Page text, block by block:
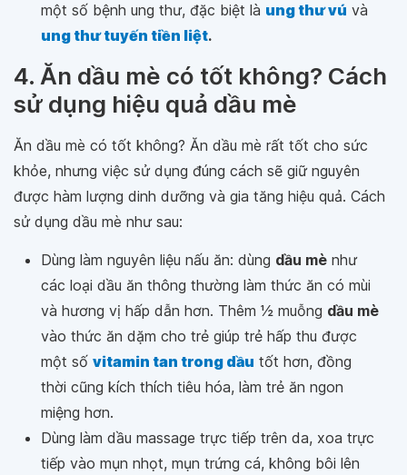
một số bệnh ung thư, đặc biệt là ung thư vú và
ung thư tuyến tiền liệt.
4. Ăn dầu mè có tốt không? Cách
sử dụng hiệu quả dầu mè
Ăn dầu mè có tốt không? Ăn dầu mè rất tốt cho sức
khỏe, nhưng việc sử dụng đúng cách sẽ giữ nguyên
được hàm lượng dinh dưỡng và gia tăng hiệu quả. Cách
sử dụng dầu mè như sau:
Dùng làm nguyên liệu nấu ăn: dùng dầu mè như
các loại dầu ăn thông thường làm thức ăn có mùi
và hương vị hấp dẫn hơn. Thêm 1⁄2 muỗng dầu mè
vào thức ăn dặm cho trẻ giúp trẻ hấp thu được
một số vitamin tan trong dầu tốt hơn, đồng
thời cũng kích thích tiêu hóa, làm trẻ ăn ngon
miệng hơn.
Dùng làm dầu massage trực tiếp trên da, xoa trực
tiếp vào mụn nhọt, mụn trứng cá, không bôi lên